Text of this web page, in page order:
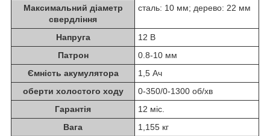
Максимальний діаметр
свердління
сталь: 10 мм; дерево: 22 мм
Напруга
12 В
Патрон
0.8-10 мм
Ємність акумулятора
1,5 Ач
оберти холостого ходу
0-350/0-1300 об/хв
Гарантія
12 міс.
Вага
1,155 кг